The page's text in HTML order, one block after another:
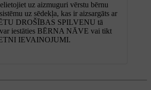
uz aizmuguri vērstu bērnu
uz sēdekļa, kas ir aizsargāts ar
DROŠĪBAS SPILVENU tā
iestāties BĒRNA NĀVE vai tikt
IEVAINOJUMI.